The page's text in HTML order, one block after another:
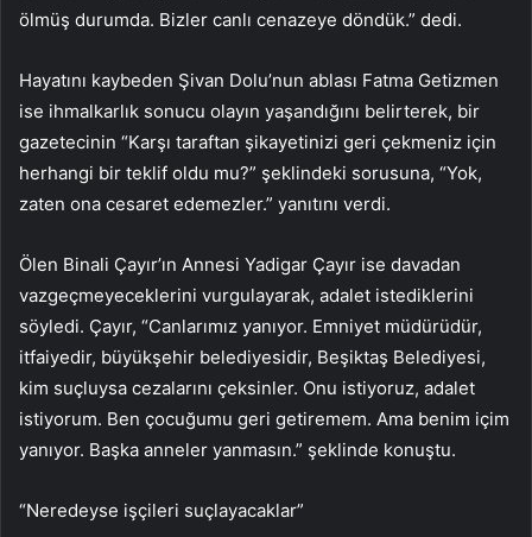
ölmüş durumda. Bizler canlı cenazeye döndük.” dedi.
Hayatını kaybeden Şivan Dolu’nun ablası Fatma Getizmen
ise ihmalkarlık sonucu olayın yaşandığını belirterek, bir
gazetecinin “Karşı taraftan şikayetinizi geri çekmeniz için
herhangi bir teklif oldu mu?” şeklindeki sorusuna, “Yok,
zaten ona cesaret edemezler.” yanıtını verdi.
Ölen Binali Çayır’ın Annesi Yadigar Çayır ise davadan
vazgeçmeyeceklerini vurgulayarak, adalet istediklerini
söyledi. Çayır, “Canlarımız yanıyor. Emniyet müdürüdür,
itfaiyedir, büyükşehir belediyesidir, Beşiktaş Belediyesi,
kim suçluysa cezalarını çeksinler. Onu istiyoruz, adalet
istiyorum. Ben çocuğumu geri getiremem. Ama benim içim
yanıyor. Başka anneler yanmasın.” şeklinde konuştu.
“Neredeyse işçileri suçlayacaklar”